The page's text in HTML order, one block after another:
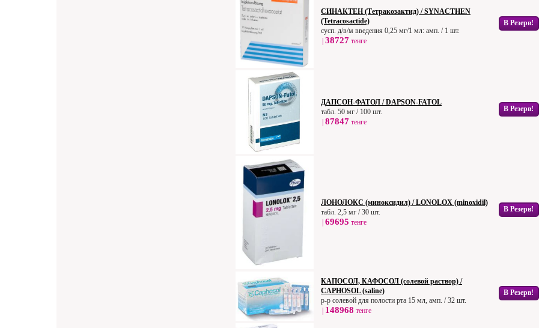
СИНАКТЕН (Тетракозактид) / SYNACTHEN
(Tetracosactide)
сусп. д/в/м введения 0,25 мг/1 мл: амп. / 1 шт.
38727 тенге
В Резерв!
ДАПСОН-ФАТОЛ / DAPSON-FATOL
табл. 50 мг / 100 шт.
87847 тенге
В Резерв!
ЛОНОЛОКС (миноксидил) / LONOLOX (minoxidil)
табл. 2,5 мг / 30 шт.
69695 тенге
В Резерв!
КАПОСОЛ, КАФОСОЛ (солевой раствор) /
CAPHOSOL (saline)
р-р солевой для полости рта 15 мл, амп. / 32 шт.
148968 тенге
В Резерв!